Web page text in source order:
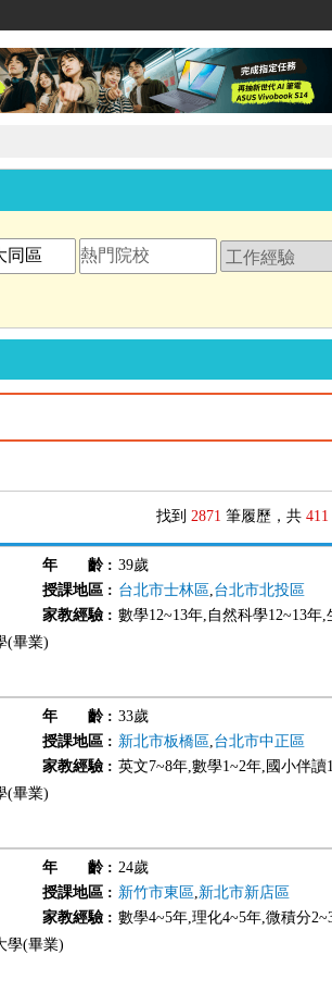
找到 2871 筆履歷，共 411
年 齡: 39歲
授課地區: 台北市士林區,台北市北投區
家教經驗: 數學12~13年,自然科學12~13年,
(畢業)
年 齡: 33歲
授課地區: 新北市板橋區,台北市中正區
家教經驗: 英文7~8年,數學1~2年,國小伴讀
(畢業)
年 齡: 24歲
授課地區: 新竹市東區,新北市新店區
家教經驗: 數學4~5年,理化4~5年,微積分
學(畢業)